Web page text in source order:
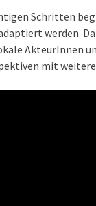
Schritten
werden.
AkteurInnen
mit